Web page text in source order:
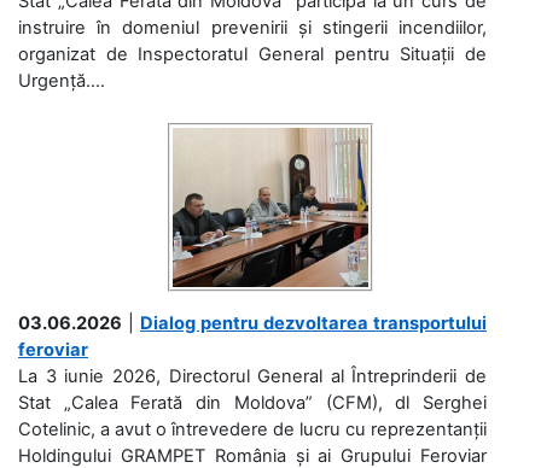
instruire în domeniul prevenirii și stingerii incendiilor,
organizat de Inspectoratul General pentru Situații de
Urgență....
03.06.2026
Dialog pentru dezvoltarea transportului
feroviar
La 3 iunie 2026, Directorul General al Întreprinderii de
Stat „Calea Ferată din Moldova” (CFM), dl Serghei
Cotelinic, a avut o întrevedere de lucru cu reprezentanții
Holdingului GRAMPET România și ai Grupului Feroviar